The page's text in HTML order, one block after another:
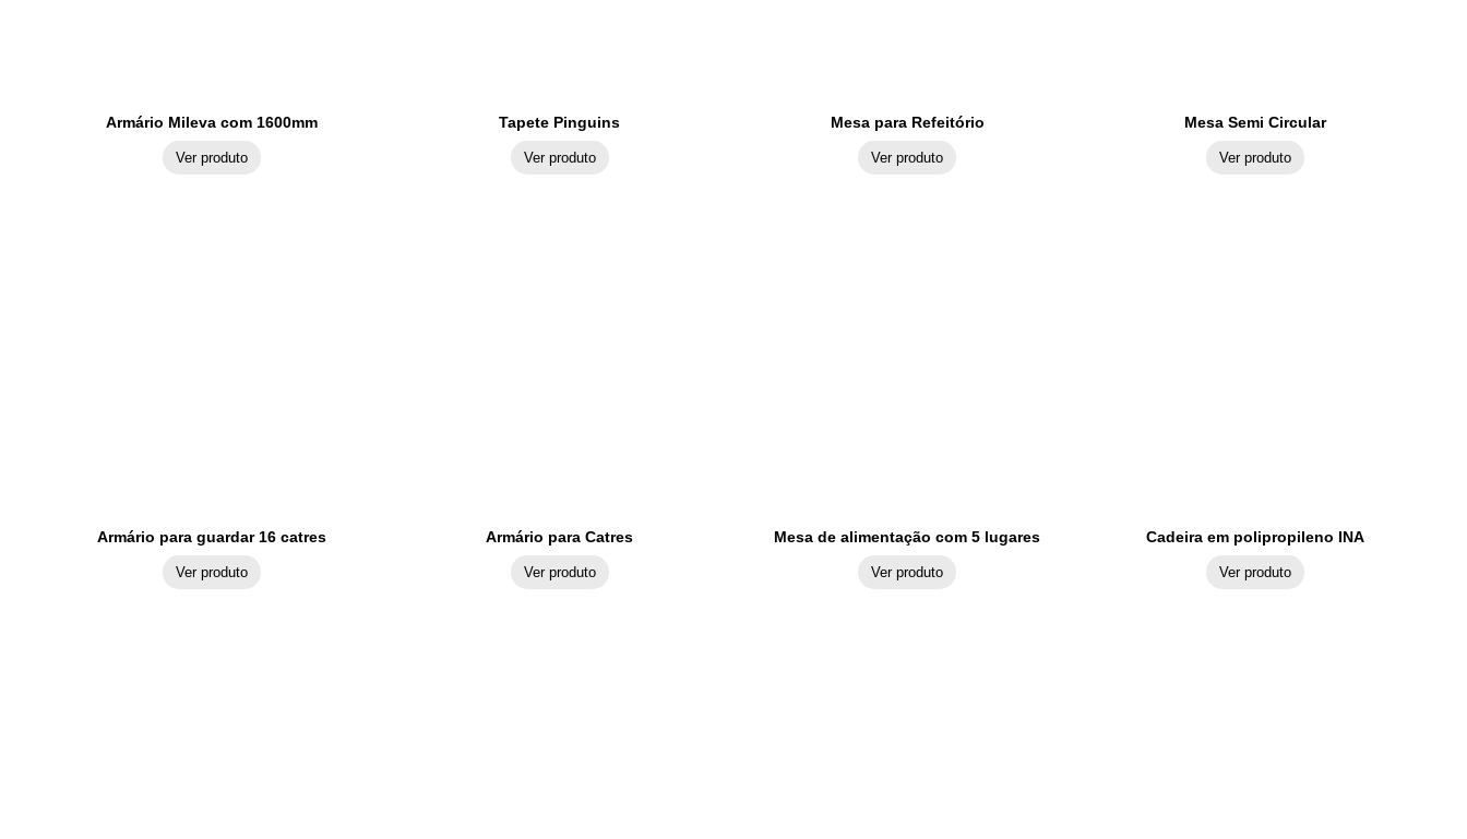
Armário Mileva com 1600mm
Ver produto
Tapete Pinguins
Ver produto
Mesa para Refeitório
Ver produto
Mesa Semi Circular
Ver produto
Armário para guardar 16 catres
Ver produto
Armário para Catres
Ver produto
Mesa de alimentação com 5 lugares
Ver produto
Cadeira em polipropileno INA
Ver produto